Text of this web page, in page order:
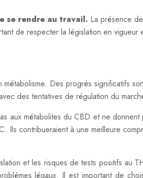
se rendre au travail. La présence
de respecter la législation en vigueur
Des progrès significatifs
des tentatives de régulation du
aux métabolites du CBD et ne
contribueraient à une meilleure
et les risques de tests positifs au
légaux. Il est important de